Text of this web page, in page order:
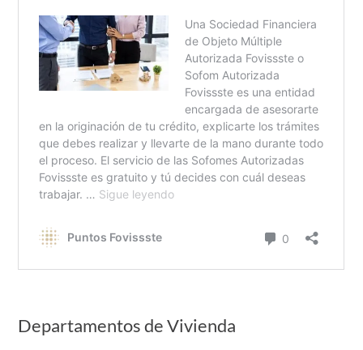
Departamentos de Vivienda